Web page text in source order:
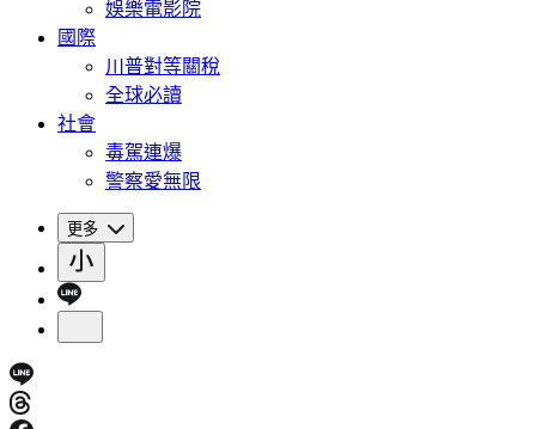
娛樂電影院
國際
川普對等關稅
全球必讀
社會
毒駕連爆
警察愛無限
更多